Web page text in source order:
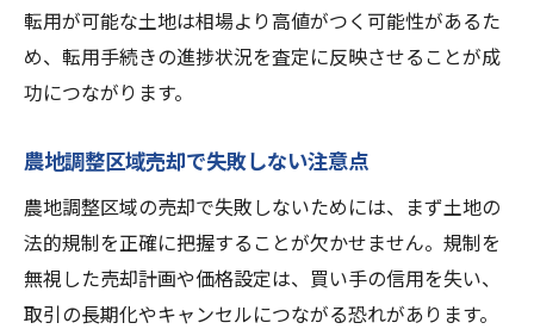
転用が可能な土地は相場より高値がつく可能性があるた
め、転用手続きの進捗状況を査定に反映させることが成
功につながります。
農地調整区域売却で失敗しない注意点
農地調整区域の売却で失敗しないためには、まず土地の
法的規制を正確に把握することが欠かせません。規制を
無視した売却計画や価格設定は、買い手の信用を失い、
取引の長期化やキャンセルにつながる恐れがあります。